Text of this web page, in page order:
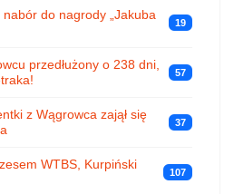
do nagrody „Jakuba
19
przedłużony o 238 dni,
57
z Wągrowca zajął się
37
WTBS, Kurpiński
107